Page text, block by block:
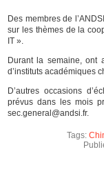
Des membres de
sur les thèmes de la
IT ».
Durant la semaine, ont
d’instituts académiques
D’autres occasions
prévus dans les mois
sec.general@andsi.fr.
Tags: